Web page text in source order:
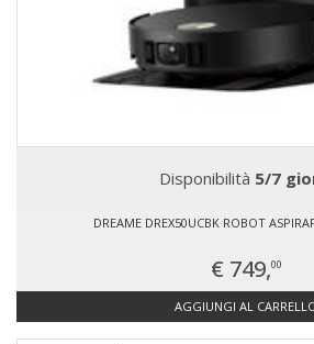
Disponibilità 5/7
DREAME DREX50UCBK ROBOT
€ 749,00
AGGIUNGI AL